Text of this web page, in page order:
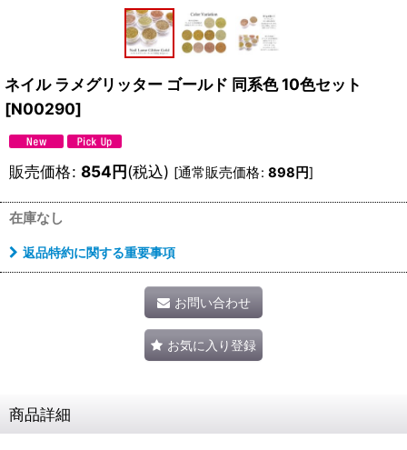
ネイル ラメグリッター ゴールド 同系色 10色セット
[N00290]
販売価格: 854円(税込) [通常販売価格: 898 円]
在庫なし
返品特約に関する重要事項
お問い合わせ
お気に入り登録
商品詳細